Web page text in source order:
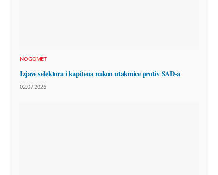
NOGOMET
Izjave selektora i kapitena nakon utakmice protiv SAD-a
02.07.2026